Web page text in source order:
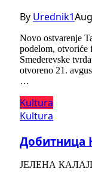
By Urednik1
Novo ostvarenje
podelom, otvoriće
Smederevske
otvoreno 21.
…
Kultura
Kultura
Добитницa
ЈЕЛЕНА